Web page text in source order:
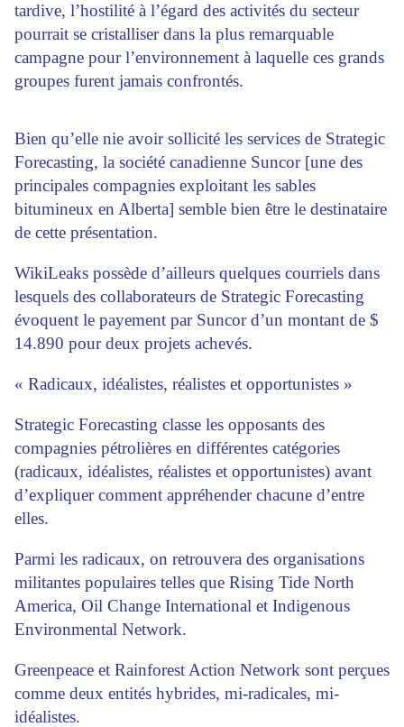
tardive, l’hostilité à l’égard des activités du secteur
pourrait se cristalliser dans la plus remarquable
campagne pour l’environnement à laquelle ces grands
groupes furent jamais confrontés.
Bien qu’elle nie avoir sollicité les services de Strategic
Forecasting, la société canadienne Suncor [une des
principales compagnies exploitant les sables
bitumineux en Alberta] semble bien être le destinataire
de cette présentation.
WikiLeaks possède d’ailleurs quelques courriels dans
lesquels des collaborateurs de Strategic Forecasting
évoquent le payement par Suncor d’un montant de $
14.890 pour deux projets achevés.
« Radicaux, idéalistes, réalistes et opportunistes »
Strategic Forecasting classe les opposants des
compagnies pétrolières en différentes catégories
(radicaux, idéalistes, réalistes et opportunistes) avant
d’expliquer comment appréhender chacune d’entre
elles.
Parmi les radicaux, on retrouvera des organisations
militantes populaires telles que Rising Tide North
America, Oil Change International et Indigenous
Environmental Network.
Greenpeace et Rainforest Action Network sont perçues
comme deux entités hybrides, mi-radicales, mi-
idéalistes.